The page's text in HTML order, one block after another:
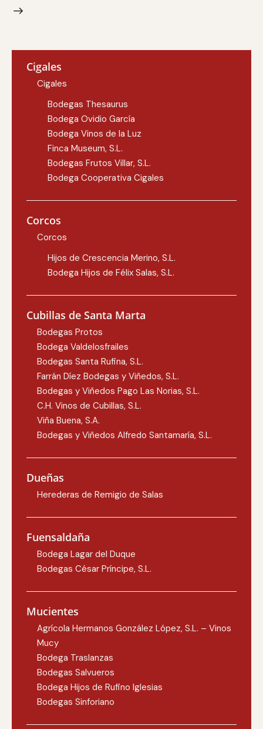
Cigales
Cigales
Bodegas Thesaurus
Bodega Ovidio García
Bodega Vinos de la Luz
Finca Museum, S.L.
Bodegas Frutos Villar, S.L.
Bodega Cooperativa Cigales
Corcos
Corcos
Hijos de Crescencia Merino, S.L.
Bodega Hijos de Félix Salas, S.L.
Cubillas de Santa Marta
Bodegas Protos
Bodega Valdelosfrailes
Bodegas Santa Rufina, S.L.
Farrán Díez Bodegas y Viñedos, S.L.
Bodegas y Viñedos Pago Las Norias, S.L.
C.H. Vinos de Cubillas, S.L.
Viña Buena, S.A.
Bodegas y Viñedos Alfredo Santamaría, S.L.
Dueñas
Herederas de Remigio de Salas
Fuensaldaña
Bodega Lagar del Duque
Bodegas César Príncipe, S.L.
Mucientes
Agrícola Hermanos González López, S.L. – Vinos
Mucy
Bodega Traslanzas
Bodegas Salvueros
Bodega Hijos de Rufino Iglesias
Bodegas Sinforiano